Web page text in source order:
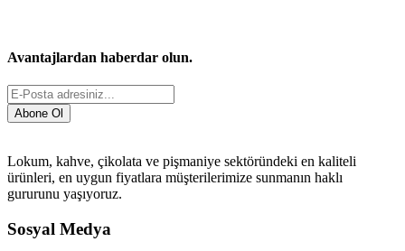
Avantajlardan haberdar olun.
Lokum, kahve, çikolata ve pişmaniye sektöründeki en kaliteli
ürünleri, en uygun fiyatlara müşterilerimize sunmanın haklı
gururunu yaşıyoruz.
Sosyal Medya